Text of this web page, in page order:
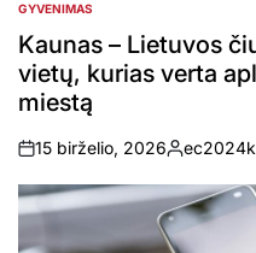
POSTED
IN
GYVENIMAS
Kaunas – Lietuvos
vietų, kurias verta
miestą
on
15 birželio, 2026
Posted
by